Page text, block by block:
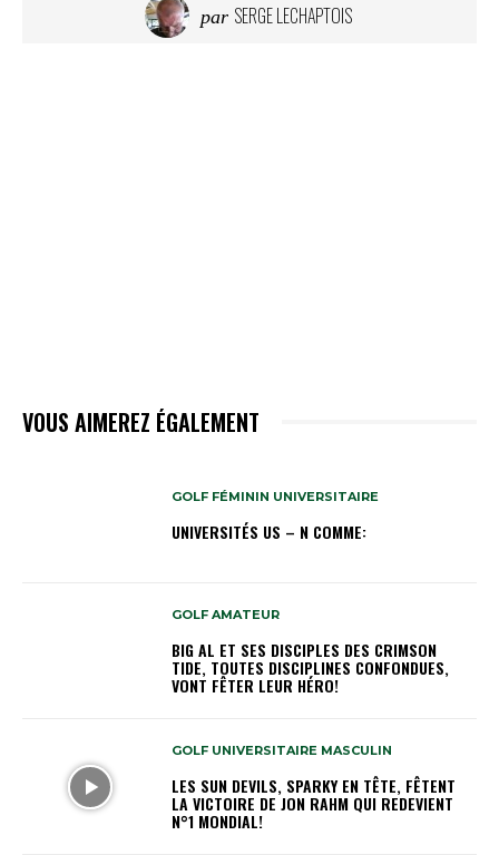
par SERGE LECHAPTOIS
VOUS AIMEREZ ÉGALEMENT
GOLF FÉMININ UNIVERSITAIRE
UNIVERSITÉS US – N COMME:
GOLF AMATEUR
BIG AL ET SES DISCIPLES DES CRIMSON
TIDE, TOUTES DISCIPLINES CONFONDUES,
VONT FÊTER LEUR HÉRO!
GOLF UNIVERSITAIRE MASCULIN
LES SUN DEVILS, SPARKY EN TÊTE, FÊTENT
LA VICTOIRE DE JON RAHM QUI REDEVIENT
N°1 MONDIAL!